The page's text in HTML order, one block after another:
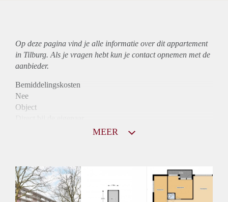
Op deze pagina vind je alle informatie over ditappartement
in Tilburg. Als je vragen hebt kun je contact opnemen met de
aanbieder.
Bemiddelingskosten
Nee
Object
Huurtoeslag
Niet mogelijk
Inkomen eis
MEER